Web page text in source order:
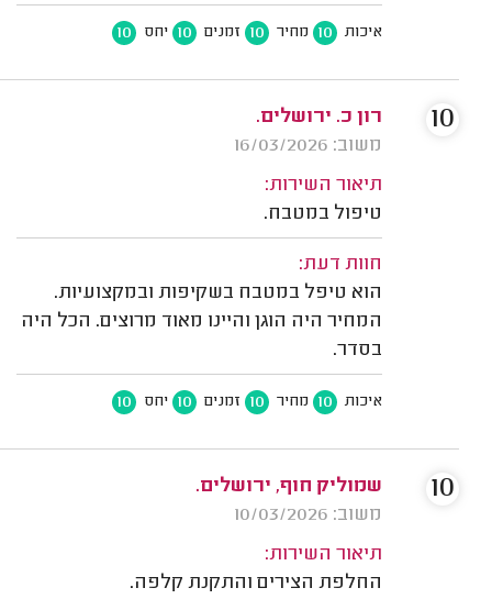
איכות 10 מחיר 10 זמנים 10 יחס 10
רון כ. ירושלים.
משוב: 16/03/2026
תיאור השירות:
טיפול במטבח.
חוות דעת:
הוא טיפל במטבח בשקיפות ובמקצועיות.
המחיר היה הוגן והיינו מאוד מרוצים. הכל היה
בסדר.
איכות 10 מחיר 10 זמנים 10 יחס 10
10
שמוליק חוף, ירושלים.
משוב: 10/03/2026
תיאור השירות:
החלפת הצירים והתקנת קלפה.
10